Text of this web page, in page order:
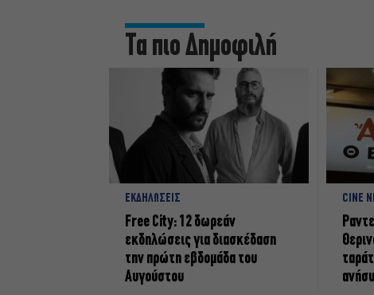
Τα πιο Δημοφιλή
ΕΚΔΗΛΩΣΕΙΣ
Free City: 12 δωρεάν
εκδηλώσεις για διασκέδαση
την πρώτη εβδομάδα του
Αυγούστου
CINE